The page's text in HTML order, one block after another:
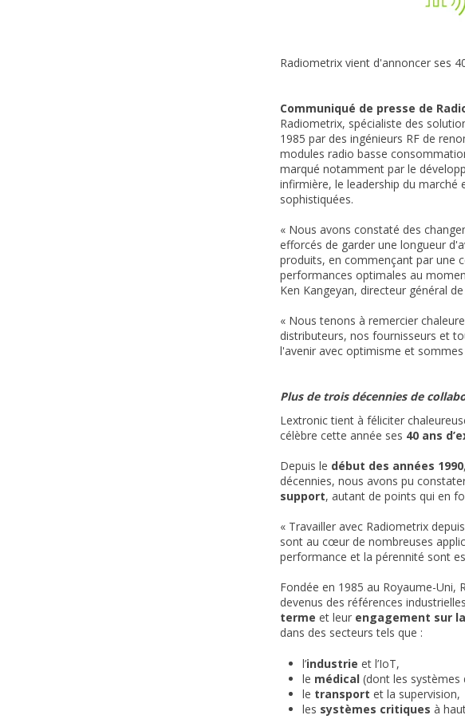
Radiometrix vient d'annoncer ses
Communiqué de presse de
Radiometrix, spécialiste des
1985 par des ingénieurs RF de
modules radio basse
marqué notamment par le
infirmière, le leadership du
sophistiquées.
« Nous avons constaté des
efforcés de garder une longueur
produits, en commençant par une
performances optimales au
Ken Kangeyan, directeur général
« Nous tenons à remercier
distributeurs, nos fournisseurs et
l'avenir avec optimisme et
Plus de trois décennies de
Lextronic tient à féliciter
célèbre cette année ses 40 ans
Depuis le début des années 1990
décennies, nous avons pu
support, autant de points qui en
« Travailler avec Radiometrix
sont au cœur de nombreuses
performance et la pérennité sont
Fondée en 1985 au Royaume-
devenus des références
terme et leur engagement sur
dans des secteurs tels que :
l’industrie et l’IoT,
le médical (dont les systèmes
le transport et la supervision,
les systèmes critiques à